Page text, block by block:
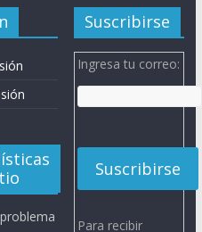
Suscribirse
Ingresa tu correo:
Para recibir